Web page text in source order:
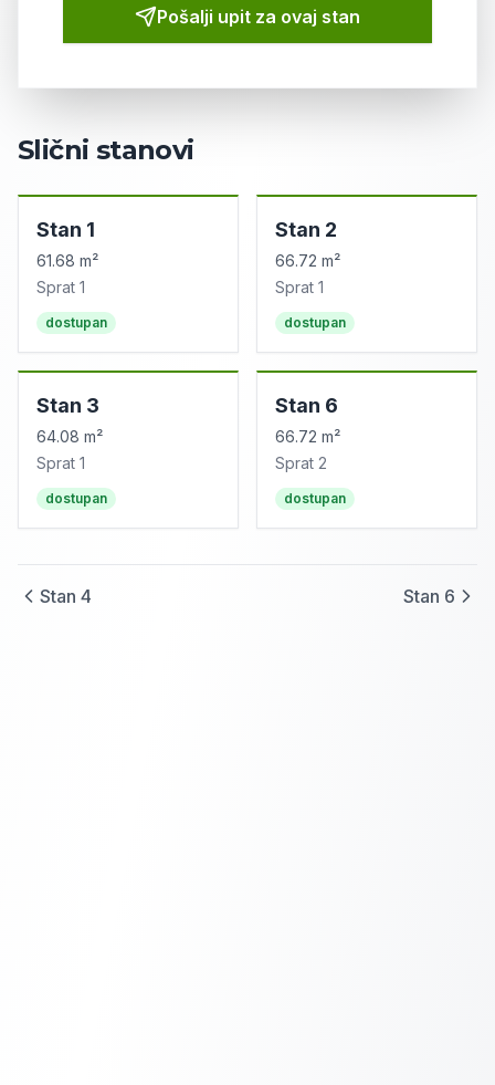
Pošalji upit za ovaj stan
Slični stanovi
Stan 1
61.68 m²
Sprat 1
dostupan
Stan 2
66.72 m²
Sprat 1
dostupan
Stan 3
64.08 m²
Sprat 1
dostupan
Stan 6
66.72 m²
Sprat 2
dostupan
Stan 4 Stan 6